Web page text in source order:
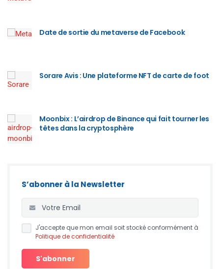
Date de sortie du metaverse de Facebook
Sorare Avis : Une plateforme NFT de carte de foot
Moonbix : L’airdrop de Binance qui fait tourner les
têtes dans la cryptosphère
S’abonner à la Newsletter
J'accepte que mon email soit stocké conformément à
Politique de confidentialité